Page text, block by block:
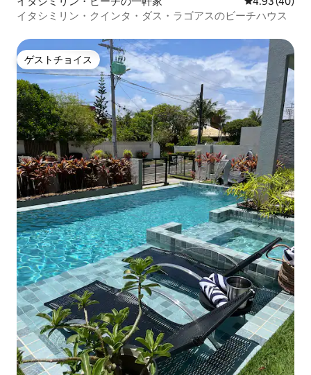
イタシミリン・クインタ・ダス・ラゴアスのビーチハウス
ゲストチョイス
ゲストチョイス